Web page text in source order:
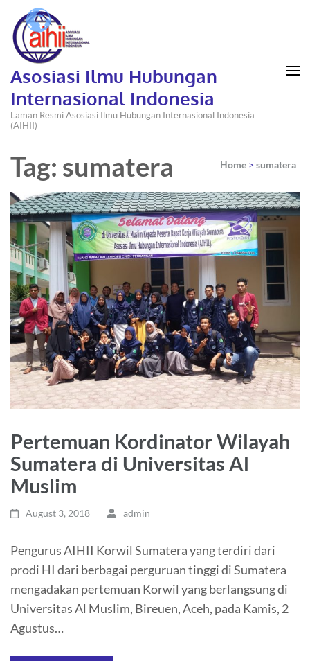
Asosiasi Ilmu Hubungan
Internasional Indonesia
Laman Resmi Asosiasi Ilmu Hubungan Internasional Indonesia
(AIHII)
Tag: sumatera Home > sumatera
Pertemuan Kordinator Wilayah
Sumatera di Universitas Al
Muslim
August 3, 2018 admin
Pengurus AIHII Korwil Sumatera yang terdiri dari
prodi HI dari berbagai perguruan tinggi di Sumatera
mengadakan pertemuan Korwil yang berlangsung di
Universitas Al Muslim, Bireuen, Aceh, pada Kamis, 2
Agustus…